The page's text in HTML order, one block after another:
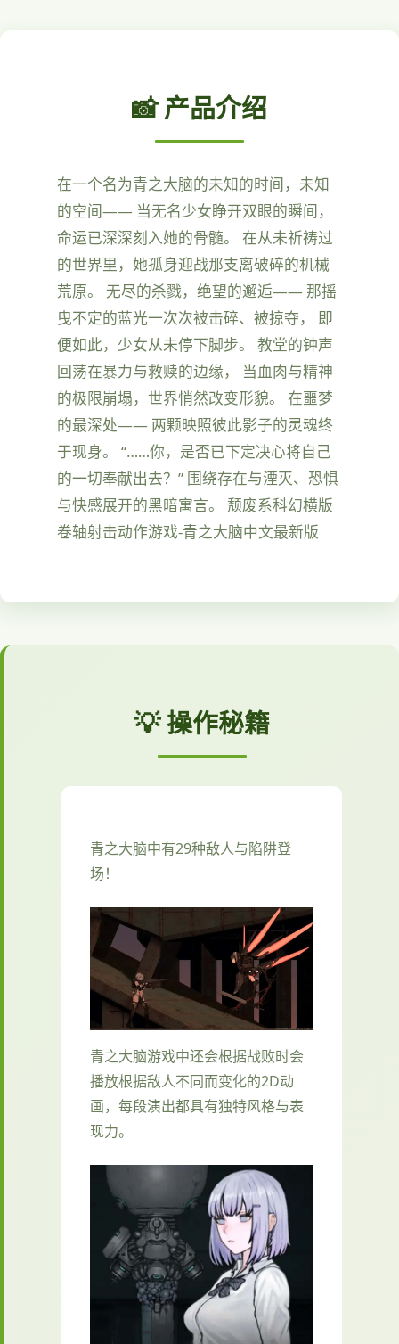
📸 产品介绍
在一个名为青之大脑的未知的时间，未知
的空间—— 当无名少女睁开双眼的瞬间，
命运已深深刻入她的骨髓。 在从未祈祷过
的世界里，她孤身迎战那支离破碎的机械
荒原。 无尽的杀戮，绝望的邂逅—— 那摇
曳不定的蓝光一次次被击碎、被掠夺， 即
便如此，少女从未停下脚步。 教堂的钟声
回荡在暴力与救赎的边缘， 当血肉与精神
的极限崩塌，世界悄然改变形貌。 在噩梦
的最深处—— 两颗映照彼此影子的灵魂终
于现身。 “……你，是否已下定决心将自己
的一切奉献出去？” 围绕存在与湮灭、恐惧
与快感展开的黑暗寓言。 颓废系科幻横版
卷轴射击动作游戏-青之大脑中文最新版
💡 操作秘籍
青之大脑中有29种敌人与陷阱登
场！
青之大脑游戏中还会根据战败时会
播放根据敌人不同而变化的2D动
画，每段演出都具有独特风格与表
现力。